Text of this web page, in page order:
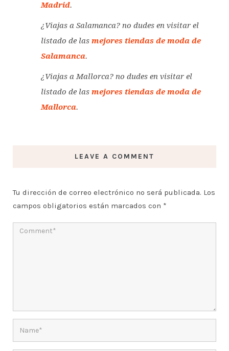
Madrid.
¿Viajas a Salamanca? no dudes en visitar el
listado de las mejores tiendas de moda de
Salamanca.
¿Viajas a Mallorca? no dudes en visitar el
listado de las mejores tiendas de moda de
Mallorca.
LEAVE A COMMENT
Tu dirección de correo electrónico no será publicada. Los
campos obligatorios están marcados con *